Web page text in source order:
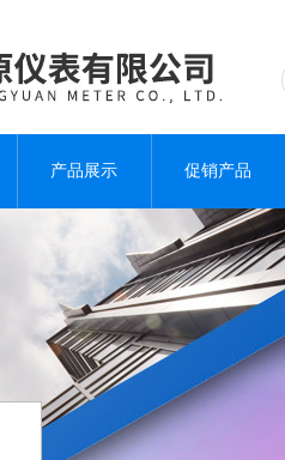
产品展示 促销产品